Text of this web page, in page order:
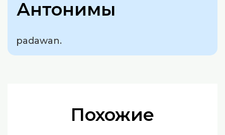
Антонимы
padawan.
Похожие